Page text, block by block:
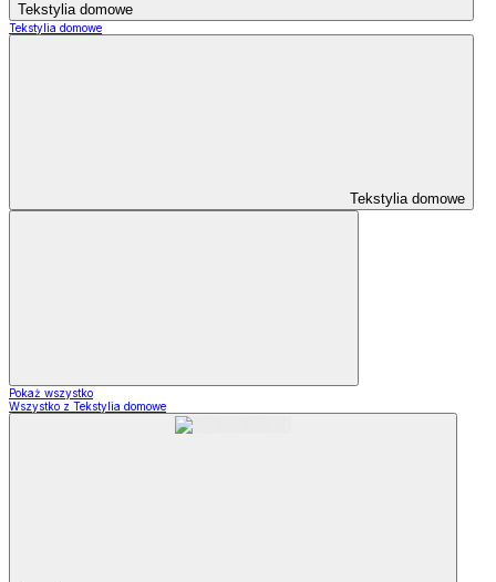
Tekstylia domowe
Tekstylia domowe
Tekstylia domowe
Pokaż wszystko
Wszystko z Tekstylia domowe